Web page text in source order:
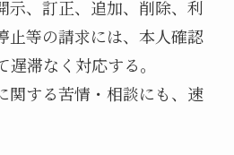
、訂正、追加、削除、利
止等の請求には、本人確認
滞なく対応する。
する苦情・相談にも、速